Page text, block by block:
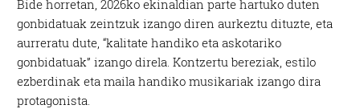
Bide horretan, 2026ko ekinaldian parte hartuko duten
gonbidatuak zeintzuk izango diren aurkeztu dituzte, eta
aurreratu dute, “kalitate handiko eta askotariko
gonbidatuak” izango direla. Kontzertu bereziak, estilo
ezberdinak eta maila handiko musikariak izango dira
protagonista.